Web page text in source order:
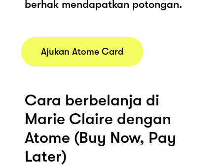
berhak mendapatkan potongan.
Ajukan Atome Card
Cara berbelanja di
Marie Claire dengan
Atome (Buy Now, Pay
Later)